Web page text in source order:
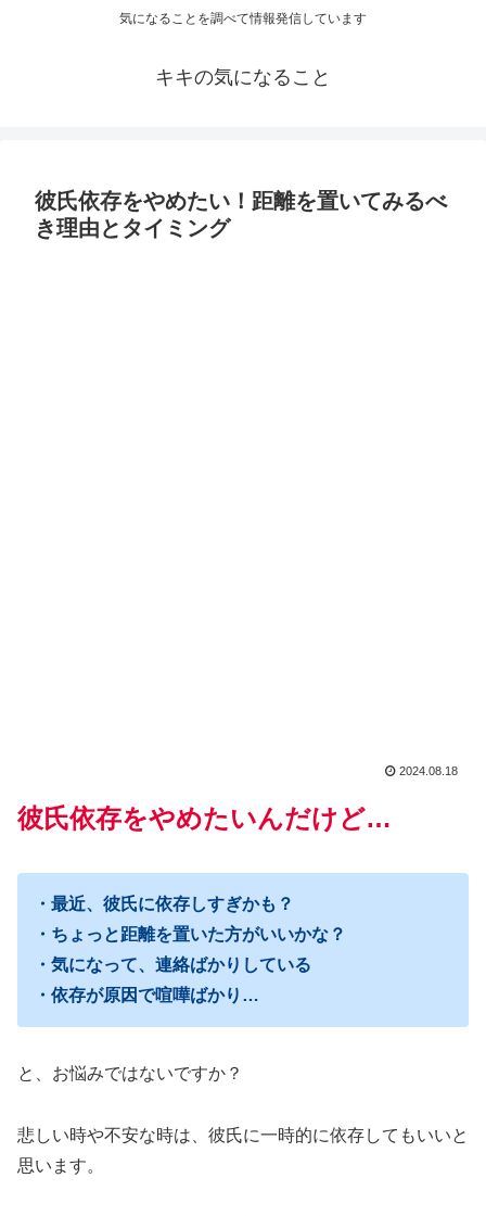
気になることを調べて情報発信しています
キキの気になること
彼氏依存をやめたい！距離を置いてみるべ
き理由とタイミング
2024.08.18
彼氏依存をやめたいんだけど…
・最近、彼氏に依存しすぎかも？
・ちょっと距離を置いた方がいいかな？
・気になって、連絡ばかりしている
・依存が原因で喧嘩ばかり…
と、お悩みではないですか？
悲しい時や不安な時は、彼氏に一時的に依存してもいいと
思います。